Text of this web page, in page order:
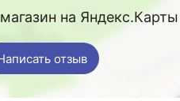
на Яндекс.Карты
отзыв